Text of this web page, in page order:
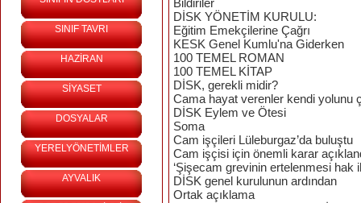
SINIF TAVRI
HAZİRAN
SİYASET
DOSYALAR
YERELYÖNETİMLER
AYVALIK
Bildiriler
DİSK YÖNETİM KURULU:
Eğitim Emekçilerine Çağrı
KESK Genel Kumlu'na Giderken
100 TEMEL ROMAN
100 TEMEL KİTAP
DİSK, gerekli midir?
Cama hayat verenler kendi yolunu
DİSK Eylem ve Ötesi
Soma
Cam işçileri Lüleburgaz’da buluştu
Cam işçisi için önemli karar
‘Şişecam grevinin ertelenmesi hak
DİSK genel kurulunun ardından
Ortak açıklama